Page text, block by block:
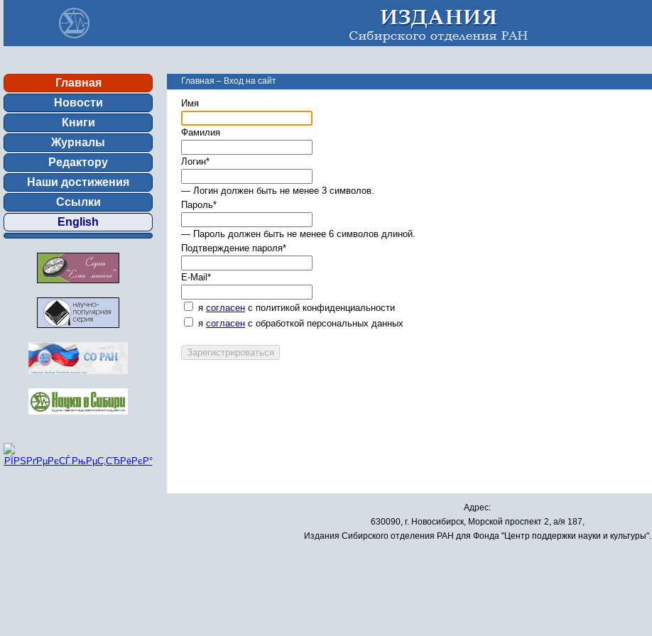
Главная
Новости
Книги
Журналы
Редактору
Наши достижения
Ссылки
English
Главная – Вход на сайт
Имя
Фамилия
Логин*
— Логин должен быть не менее 3 символов.
Пароль*
— Пароль должен быть не менее 6 символов длиной.
Подтверждение пароля*
E-Mail *
я согласен с политикой конфиденциальности
я согласен с обработкой персональных данных
Адрес:
630090, г. Новосибирск, Морской проспект 2, а/я 187,
Издания Сибирского отделения РАН для Фонда "Центр поддержки науки и культуры".